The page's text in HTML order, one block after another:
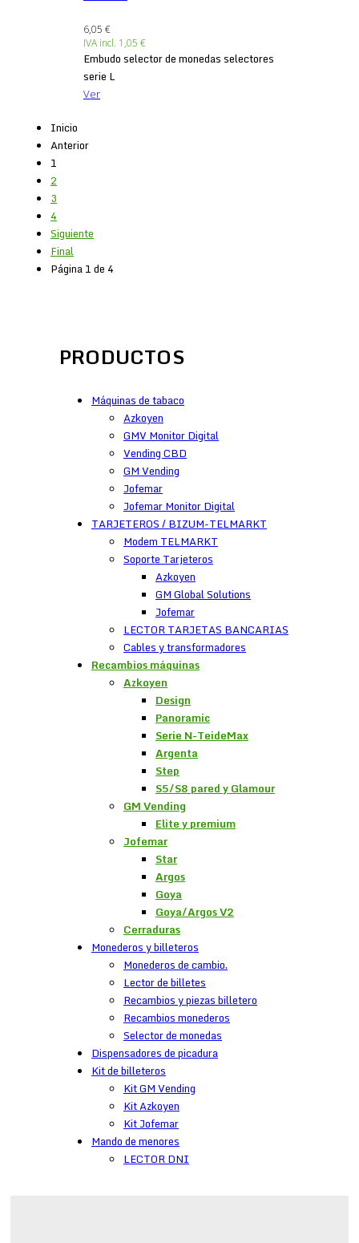
6,05 €
IVA incl. 1,05 €
Embudo selector de monedas selectores
serie L
Ver
Inicio
Anterior
1
2
3
4
Siguiente
Final
Página 1 de 4
PRODUCTOS
Máquinas de tabaco
Azkoyen
GMV Monitor Digital
Vending CBD
GM Vending
Jofemar
Jofemar Monitor Digital
TARJETEROS / BIZUM-TELMARKT
Modem TELMARKT
Soporte Tarjeteros
Azkoyen
GM Global Solutions
Jofemar
LECTOR TARJETAS BANCARIAS
Cables y transformadores
Recambios máquinas
Azkoyen
Design
Panoramic
Serie N-TeideMax
Argenta
Step
S5/S8 pared y Glamour
GM Vending
Elite y premium
Jofemar
Star
Argos
Goya
Goya/Argos V2
Cerraduras
Monederos y billeteros
Monederos de cambio.
Lector de billetes
Recambios y piezas billetero
Recambios monederos
Selector de monedas
Dispensadores de picadura
Kit de billeteros
Kit GM Vending
Kit Azkoyen
Kit Jofemar
Mando de menores
LECTOR DNI